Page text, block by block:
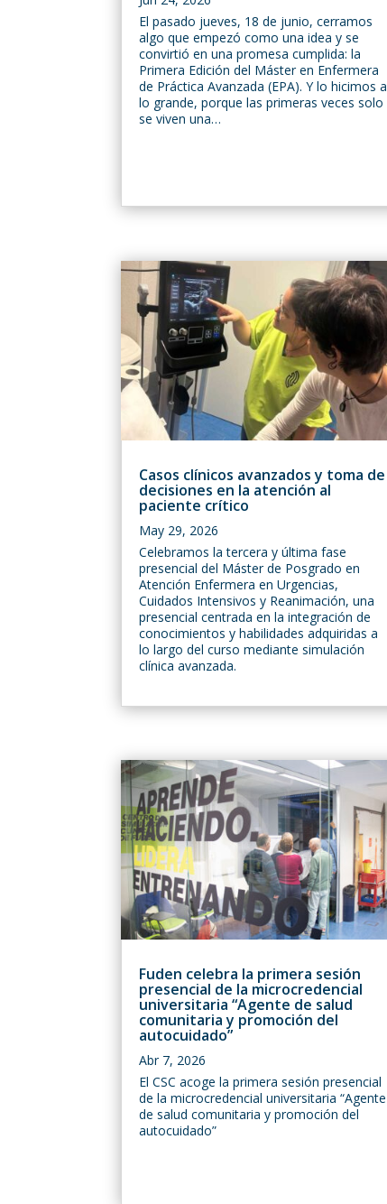
El pasado jueves, 18 de junio, cerramos
algo que empezó como una idea y se
convirtió en una promesa cumplida: la
Primera Edición del Máster en Enfermera
de Práctica Avanzada (EPA). Y lo hicimos a
lo grande, porque las primeras veces solo
se viven una…
Casos clínicos avanzados y toma de
decisiones en la atención al
paciente crítico
May 29, 2026
Celebramos la tercera y última fase
presencial del Máster de Posgrado en
Atención Enfermera en Urgencias,
Cuidados Intensivos y Reanimación, una
presencial centrada en la integración de
conocimientos y habilidades adquiridas a
lo largo del curso mediante simulación
clínica avanzada.
Fuden celebra la primera sesión
presencial de la microcredencial
universitaria “Agente de salud
comunitaria y promoción del
autocuidado”
Abr 7, 2026
El CSC acoge la primera sesión presencial
de la microcredencial universitaria “Agente
de salud comunitaria y promoción del
autocuidado”